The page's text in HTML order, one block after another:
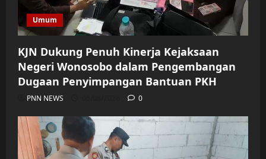
Umum
KJN Dukung Penuh Kinerja Kejaksaan
Negeri Wonosobo dalam Pengembangan
Dugaan Penyimpangan Bantuan PKH
PNN NEWS 0